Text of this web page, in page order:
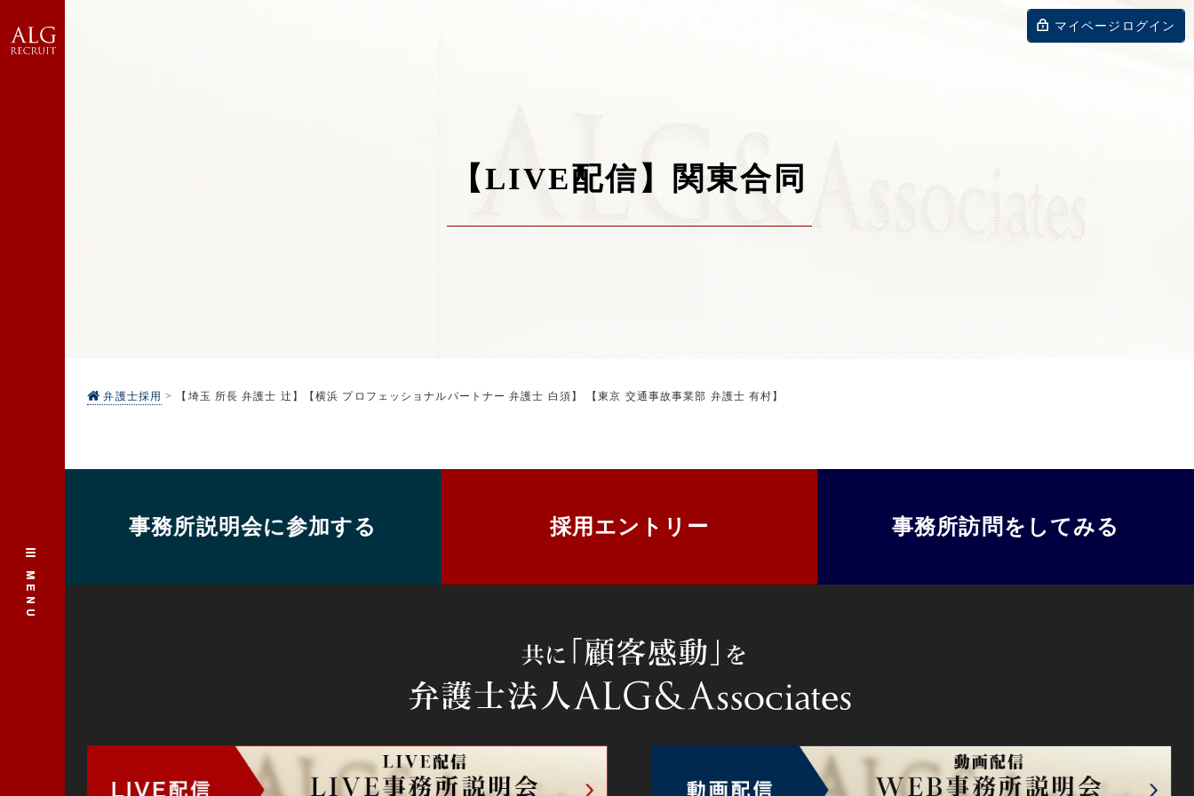
マイページログイン
【LIVE配信】関東合同
弁護士採用 > 【埼玉 所長 弁護士 辻】【横浜 プロフェッショナルパートナー 弁護士 白須】 【東京 交通事故事業部 弁護士 有村】
事務所説明会に参加する 採用エントリー 事務所訪問をしてみる